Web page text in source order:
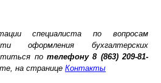
специалиста по вопросам
оформления бухгалтерских
по телефону 8 (863) 209-81-
на странице Контакты